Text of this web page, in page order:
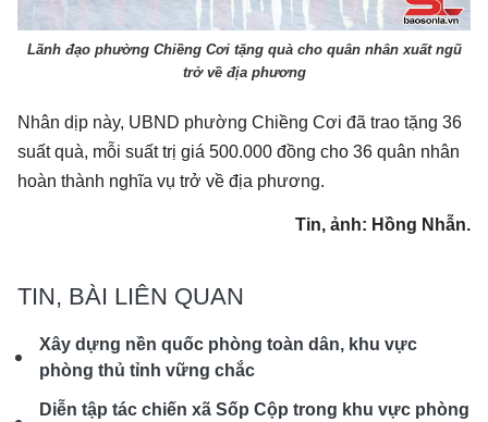
Lãnh đạo phường Chiềng Cơi tặng quà cho quân nhân xuất ngũ
trở về địa phương
Nhân dịp này, UBND phường Chiềng Cơi đã trao tặng 36
suất quà, mỗi suất trị giá 500.000 đồng cho 36 quân nhân
hoàn thành nghĩa vụ trở về địa phương.
Tin, ảnh: Hồng Nhẫn.
TIN, BÀI LIÊN QUAN
Xây dựng nền quốc phòng toàn dân, khu vực
phòng thủ tỉnh vững chắc
Diễn tập tác chiến xã Sốp Cộp trong khu vực phòng